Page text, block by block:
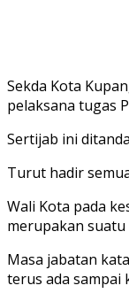
Sekda Kota
pelaksana tugas
Sertijab ini
Turut hadir
Wali Kota pada
merupakan
Masa jabatan
terus ada sampai